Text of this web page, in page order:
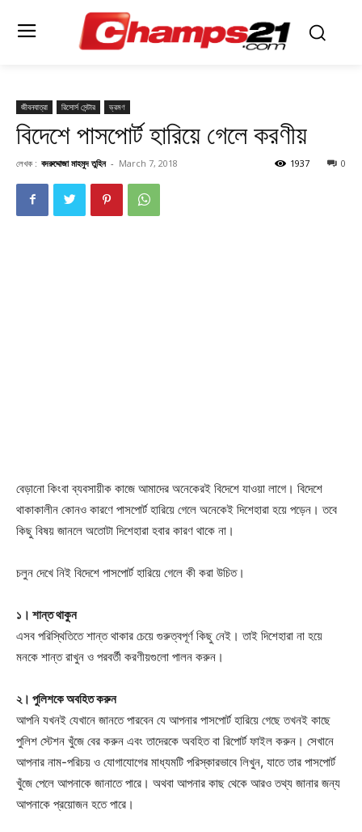
জীবনযাত্রা রিসোর্স সেন্টার ভ্রমণ
বিদেশে পাসপোর্ট হারিয়ে গেলে করণীয়
লেখক : বদরুদ্দোজা মাহমুদ তুহিন - March 7, 2018 0
1937
বেড়ানো কিংবা ব্যবসায়ীক কাজে আমাদের অনেকেরই বিদেশে যাওয়া লাগে। বিদেশে
থাকাকালীন কোনও কারণে পাসপোর্ট হারিয়ে গেলে অনেকেই দিশেহারা হয়ে পড়েন। তবে
কিছু বিষয় জানলে অতোটা দিশেহারা হবার কারণ থাকে না।
চলুন দেখে নিই বিদেশে পাসপোর্ট হারিয়ে গেলে কী করা উচিত।
১। শান্ত থাকুন
এসব পরিস্থিতিতে শান্ত থাকার চেয়ে গুরুত্বপূর্ণ কিছু নেই। তাই দিশেহারা না হয়ে
মনকে শান্ত রাখুন ও পরবর্তী করণীয়গুলো পালন করুন।
২। পুলিশকে অবহিত করুন
আপনি যখনই যেখানে জানতে পারবেন যে আপনার পাসপোর্ট হারিয়ে গেছে তখনই কাছে
পুলিশ স্টেশন খুঁজে বের করুন এবং তাদেরকে অবহিত বা রিপোর্ট ফাইল করুন। সেখানে
আপনার নাম-পরিচয় ও যোগাযোগের মাধ্যমটি পরিস্কারভাবে লিখুন, যাতে তার পাসপোর্ট
খুঁজে পেলে আপনাকে জানাতে পারে। অথবা আপনার কাছ থেকে আরও তথ্য জানার জন্য
আপনাকে প্রয়োজন হতে পারে।